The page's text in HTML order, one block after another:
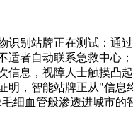
识别站牌正在测试：通
适者自动联系急救中心
信息，视障人士触摸凸
明，智能站牌正从"信息
细血管般渗透进城市的